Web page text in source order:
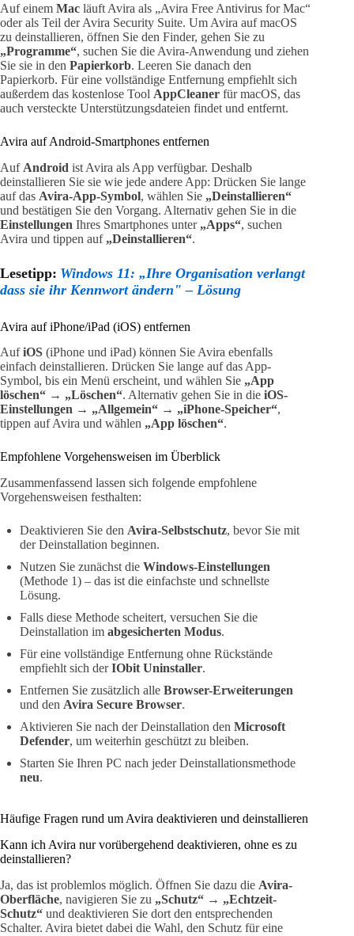
Auf einem Mac läuft Avira als „Avira Free Antivirus for Mac“
oder als Teil der Avira Security Suite. Um Avira auf macOS
zu deinstallieren, öffnen Sie den Finder, gehen Sie zu
„Programme“, suchen Sie die Avira-Anwendung und ziehen
Sie sie in den Papierkorb. Leeren Sie danach den
Papierkorb. Für eine vollständige Entfernung empfiehlt sich
außerdem das kostenlose Tool AppCleaner für macOS, das
auch versteckte Unterstützungsdateien findet und entfernt.
Avira auf Android-Smartphones entfernen
Auf Android ist Avira als App verfügbar. Deshalb
deinstallieren Sie sie wie jede andere App: Drücken Sie lange
auf das Avira-App-Symbol, wählen Sie „Deinstallieren“
und bestätigen Sie den Vorgang. Alternativ gehen Sie in die
Einstellungen Ihres Smartphones unter „Apps“, suchen
Avira und tippen auf „Deinstallieren“.
Lesetipp: Windows 11: „Ihre Organisation verlangt
dass sie ihr Kennwort ändern" – Lösung
Avira auf iPhone/iPad (iOS) entfernen
AufiOS (iPhone und iPad) können Sie Avira ebenfalls
einfach deinstallieren. Drücken Sie lange auf das App-
Symbol, bis ein Menü erscheint, und wählen Sie „App
löschen“ → „Löschen“. Alternativ gehen Sie in die iOS-
Einstellungen → „Allgemein“ → „iPhone-Speicher“,
tippen auf Avira und wählen „App löschen“.
Empfohlene Vorgehensweisen im Überblick
Zusammenfassend lassen sich folgende empfohlene
Vorgehensweisen festhalten:
Deaktivieren Sie den Avira-Selbstschutz, bevor Sie mit
der Deinstallation beginnen.
Nutzen Sie zunächst die Windows-Einstellungen
(Methode 1) – das ist die einfachste und schnellste
Lösung.
Falls diese Methode scheitert, versuchen Sie die
Deinstallation im abgesicherten Modus.
Für eine vollständige Entfernung ohne Rückstände
empfiehlt sich derIObit Uninstaller.
Entfernen Sie zusätzlich alle Browser-Erweiterungen
und den Avira Secure Browser.
Aktivieren Sie nach der Deinstallation den Microsoft
Defender, um weiterhin geschützt zu bleiben.
Starten Sie Ihren PC nach jeder Deinstallationsmethode
neu.
Häufige Fragen rund um Avira deaktivieren und deinstallieren
Kann ich Avira nur vorübergehend deaktivieren, ohne es zu
deinstallieren?
Ja, das ist problemlos möglich. Öffnen Sie dazu die Avira-
Oberfläche, navigieren Sie zu „Schutz“ → „Echtzeit-
Schutz“ und deaktivieren Sie dort den entsprechenden
Schalter. Avira bietet dabei die Wahl, den Schutz für eine